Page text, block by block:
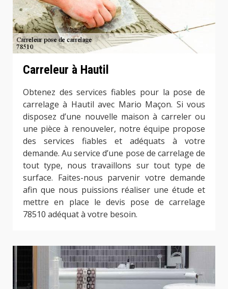
Carreleur à Hautil
Obtenez des services fiables pour la pose de
carrelage à Hautil avec Mario Maçon. Si vous
disposez d’une nouvelle maison à carreler ou
une pièce à renouveler, notre équipe propose
des services fiables et adéquats à votre
demande. Au service d’une pose de carrelage de
tout type, nous travaillons sur tout type de
surface. Faites-nous parvenir votre demande
afin que nous puissions réaliser une étude et
mettre en place le devis pose de carrelage
78510 adéquat à votre besoin.